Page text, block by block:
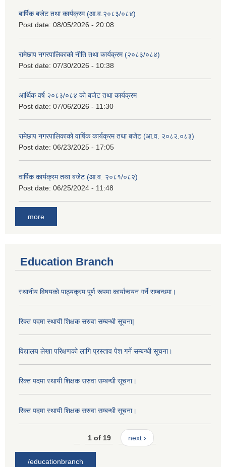
बार्षिक बजेट तथा कार्यक्रम (आ.व.२०८३/०८४)
Post date: 08/05/2026 - 20:08
रामेछाप नगरपालिकाको नीति तथा कार्यक्रम (२०८३/०८४)
Post date: 07/30/2026 - 10:38
आर्थिक वर्ष २०८३/०८४ को बजेट तथा कार्यक्रम
Post date: 07/06/2026 - 11:30
रामेछाप नगरपालिकाको वार्षिक कार्यक्रम तथा बजेट (आ.व. २०८२.०८३)
Post date: 06/23/2025 - 17:05
वार्षिक कार्यक्रम तथा बजेट (आ.व. २०८१/०८२)
Post date: 06/25/2024 - 11:48
more
Education Branch
स्थानीय विषयको पाठ्यक्रम पूर्ण रूपमा कार्यान्वयन गर्ने सम्बन्धमा।
रिक्त पदमा स्थायी शिक्षक सरुवा सम्बन्धी सूचना|
विद्यालय लेखा परिक्षणको लागि प्रस्ताव पेश गर्ने सम्बन्धी सूचना।
रिक्त पदमा स्थायी शिक्षक सरुवा सम्बन्धी सूचना।
रिक्त पदमा स्थायी शिक्षक सरुवा सम्बन्धी सूचना।
1 of 19 next ›
/educationbranch